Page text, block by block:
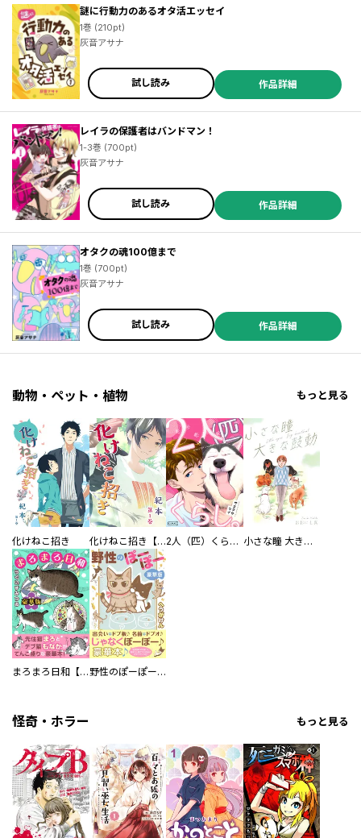
／株式会社喜代村（すしざんまい） ／すずの木くろ ／鷹野やわらか ／杉本亜未 ／山本棗 ／もちよし ／大和和紀 ／灰音アサナ ／山内尚 ／Ｔ長 ／シマあつこ ／吟鳥子 ／一條マサヒデ ／サブリック ／梅田海老 ／久世みずき ／布浦翼 ／白井弓子 ／あしべゆうほ ／中川真琴 ／よつやかずいち ／藤田まる美 ／D・キッサン ／ヘンリエッタ ／永久保貴一 ／関根美有 ／二階堂幸 ／根本尚 ／由多ちゆ ／奈々巻かなこ ／九条タカオミ ／長岡良子 ／亜月亮 ／室長サオリ ／会田薫 ／横馬場リョウ ／矢樹純 ／加藤山羊 ／川端新 ／切畑水葉 ／雪狸
／渡辺航 ／ハシモトミツ ／なま子 ／桜乃みか ／ＮｉｋｋｉＩｎｃ． ／竹内コデカ ／浅川ナオ ／有希うさぎ ／おざわさなこ ／宇田川うた子 ／藤野ポチョムキン ／雪森さくら ／羽根川牧人 ／ゆうなぎ ／Ｎｉｋｋｉ Ｉｎｃ． ／西修 ／ｎａｋｅｄａｐｅ ／ひなうた ／夢井琴葉 ／中村右京 ／サトミヒロシ ／はみだしみやこ ／青木朋 ／藤田まる美 ／忍 ／藤枝とおる ／夕鷺かのう ／山崎里佳 ／九江桜 ／こなしあやか ／矢上真野 ／すもも もも ／杉山小弥花 ／鬼野うめ吉 ／中澤泉汰 ／夢枕獏 ／天野喜孝 ／叶松谷 ／井澤巧麻 ／小林モリヲ
／高里椎奈 ／高木しげよし ／じっぷす ／ぺぷ ／モゲラッタ ／黒須ユウ ／宇佐義大 ／片桐いくみ ／瀬之たつね ／高宮あや ／渡辺うな ／ゆうきあずさ ／おがきちか ／高殿円 ／めろ ／二宮愛 ／赤河左岸 ／まどろみ太郎 ／moca ／ましの ／桜川ヒロ（小学館文庫キャラブン！刊） ／アオジマイコ ／しろまの ／モゲラッタ ／ゆうきあずさ ／如月芳規 ／蒔原櫻子 ／ヤマガタアツカ ／KLabGames ／おたま ／ＴＹＰＥ－ＭＯＯＮ ／ひだかなみ ／山口悟 ／サキモトソラ ／藤藤ますみ ／須野ゆき子 ／文月たくみ ／星野いづみ ／ふじわら（ムービック） ／峰倉かずや ／みちのくアタミ
謎に行動力のあるオタ活エッセイ
1巻 (210pt)
灰音アサナ
試し読み 作品詳細
レイラの保護者はバンドマン！
1-3巻 (700pt)
灰音アサナ
試し読み 作品詳細
オタクの魂100億まで
1巻 (700pt)
灰音アサナ
試し読み 作品詳細
動物・ペット・植物 もっと見る
化けねこ招き 化けねこ招き【描きおろし付合冊版】 2人（匹）くらし。 小さな瞳 大きな鼓動
まろまろ日和【豪華版】 野性のぽーぽー【豪華版】
怪奇・ホラー もっと見る